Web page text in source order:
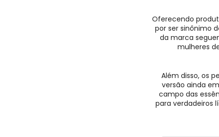
Oferecendo
por ser sinônimo
da marca
mulheres
Além disso, os
versão ainda
campo das
para verdadeiros